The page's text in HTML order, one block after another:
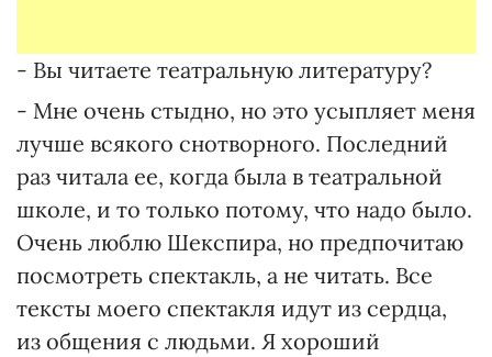
- Вы читаете театральную литературу?
- Мне очень стыдно, но это усыпляет меня
лучше всякого снотворного. Последний
раз читала ее, когда была в театральной
школе, и то только потому, что надо было.
Очень люблю Шекспира, но предпочитаю
посмотреть спектакль, а не читать. Все
тексты моего спектакля идут из сердца,
из общения с людьми. Я хороший